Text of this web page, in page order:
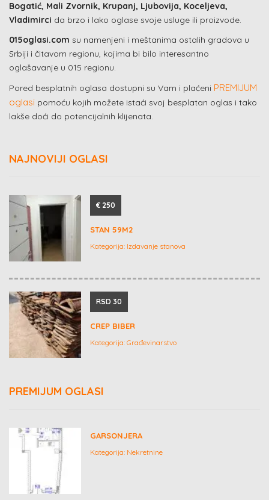
Bogatić, Mali Zvornik, Krupanj, Ljubovija, Koceljeva,
Vladimirci da brzo i lako oglase svoje usluge ili proizvode.
015oglasi.com su namenjeni i meštanima ostalih gradova u
Srbiji i čitavom regionu, kojima bi bilo interesantno
oglašavanje u 015 regionu.
Pored besplatnih oglasa dostupni su Vam i plaćeni PREMIJUM
oglasi pomoću kojih možete istaći svoj besplatan oglas i tako
lakše doći do potencijalnih klijenata.
NAJNOVIJI OGLASI
€ 250
STAN 59M2
Kategorija: Izdavanje stanova
RSD 30
CREP BIBER
Kategorija: Građevinarstvo
PREMIJUM OGLASI
GARSONJERA
Kategorija: Nekretnine